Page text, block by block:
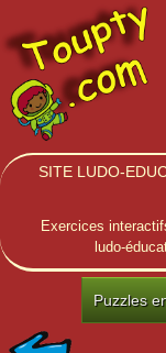
SITE LUDO-
Exercices
ludo-
Puzzles